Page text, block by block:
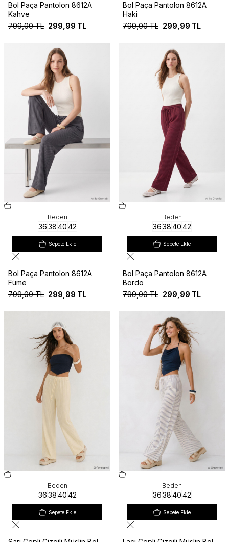
Bol Paça Pantolon 8612A
Kahve
799,00TL 299,99 TL
Bol Paça Pantolon 8612A
Haki
799,00TL 299,99 TL
Beden
36384042
Sepete Ekle
Bol Paça Pantolon 8612A
Füme
799,00TL 299,99 TL
Beden
36384042
Sepete Ekle
Bol Paça Pantolon 8612A
Bordo
799,00TL 299,99 TL
Beden
36384042
Sepete Ekle
Beden
36384042
Sepete Ekle